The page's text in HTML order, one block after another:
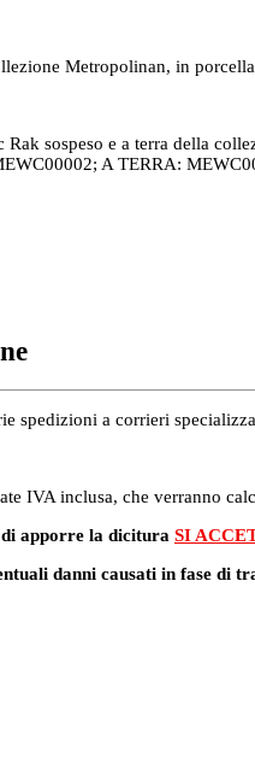
Metropolinan, in
sospeso e a terra della
A TERRA:
spedizioni a corrieri
IVA inclusa, che verranno
apporre la dicitura SI
danni causati in fase di